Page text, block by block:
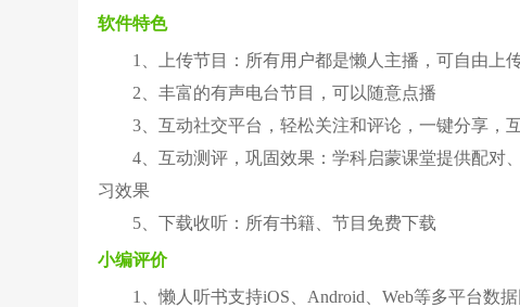
软件特色
1、上传节目：所有用户都是懒人主播，可自由上
2、丰富的有声电台节目，可以随意点播
3、互动社交平台，轻松关注和评论，一键分享，
4、互动测评，巩固效果：学科启蒙课堂提供配对
习效果
5、下载收听：所有书籍、节目免费下载
小编评价
1、懒人听书支持iOS、Android、Web等多平台数